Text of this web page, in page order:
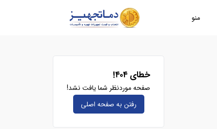
منو
خطای ۴۰۴!
صفحه موردنظر شما یافت نشد!
رفتن به صفحه‌ اصلی